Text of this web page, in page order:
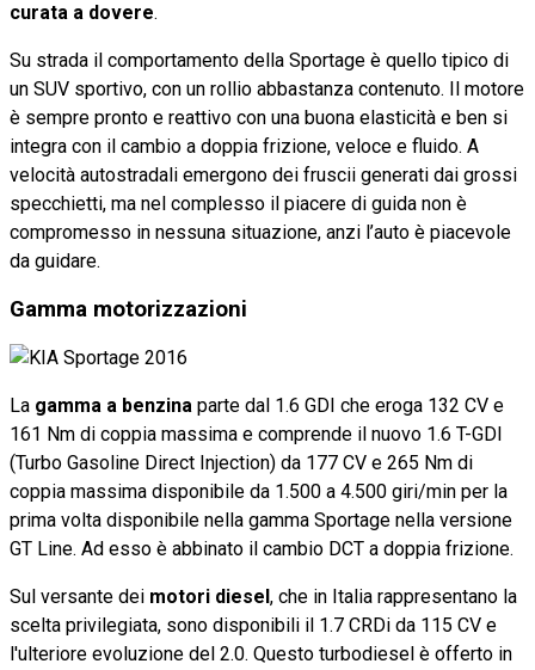
curata a dovere.
Su strada il comportamento della Sportage è quello tipico di
un SUV sportivo, con un rollio abbastanza contenuto. Il motore
è sempre pronto e reattivo con una buona elasticità e ben si
integra con il cambio a doppia frizione, veloce e fluido. A
velocità autostradali emergono dei fruscii generati dai grossi
specchietti, ma nel complesso il piacere di guida non è
compromesso in nessuna situazione, anzi l’auto è piacevole
da guidare.
Gamma motorizzazioni
La gamma a benzina parte dal 1.6 GDI che eroga 132 CV e
161 Nm di coppia massima e comprende il nuovo 1.6 T-GDI
(Turbo Gasoline Direct Injection) da 177 CV e 265 Nm di
coppia massima disponibile da 1.500 a 4.500 giri/min per la
prima volta disponibile nella gamma Sportage nella versione
GT Line. Ad esso è abbinato il cambio DCT a doppia frizione.
Sul versante dei motori diesel, che in Italia rappresentano la
scelta privilegiata, sono disponibili il 1.7 CRDi da 115 CV e
l'ulteriore evoluzione del 2.0. Questo turbodiesel è offerto in